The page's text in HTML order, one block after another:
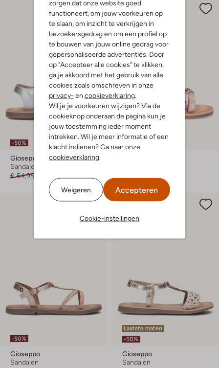
zorgen dat onze website goed
functioneert, om jouw voorkeuren op
te slaan, om inzicht te verkrijgen in
bezoekersgedrag en om een profiel op
te bouwen van jouw online gedrag voor
gepersonaliseerde advertenties. Door
op "Accepteer alle cookies" te klikken,
ga je akkoord met het gebruik van alle
cookies zoals omschreven in onze
privacy- en cookieverklaring.
Wil je je voorkeuren wijzigen? Via de
cookieknop onderaan de pagina kun je
jouw toestemming ieder moment
intrekken. Wil je meer informatie of een
klacht indienen? Ga naar onze
cookieverklaring.
Weigeren Accepteren
Cookie-instellingen
-50%
Gioseppo
Sandalen
€ 54,95
-50%
Gioseppo
Sandalen
Laatste maten
-50%
Gioseppo
Sandalen